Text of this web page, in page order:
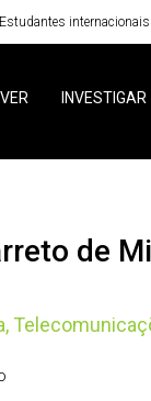
Estudantes internacionais
INVESTIGAR
de